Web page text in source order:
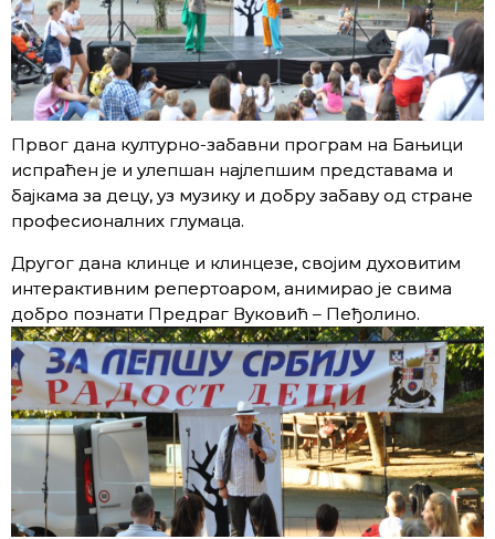
Првог дана културно-забавни програм на Бањици
испраћен је и улепшан најлепшим представама и
бајкама за децу, уз музику и добру забаву од стране
професионалних глумаца.
Другог дана клинце и клинцезе, својим духовитим
интерактивним репертоаром, анимирао је свима
добро познати Предраг Вуковић – Пеђолино.